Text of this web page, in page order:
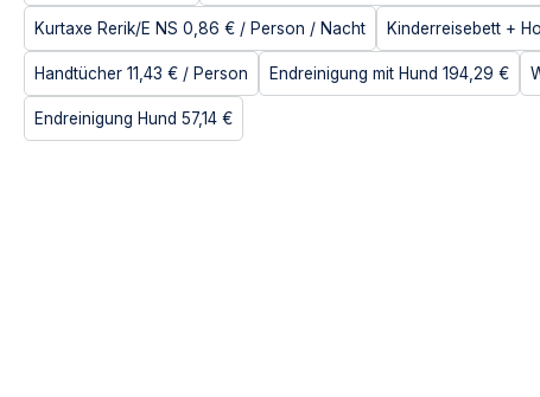
Kurtaxe Rerik/E NS 0,86 € / Person / Nacht Kinderreisebett +
Handtücher 11,43 € / Person Endreinigung mit Hund 194,29 €
Endreinigung Hund 57,14 €